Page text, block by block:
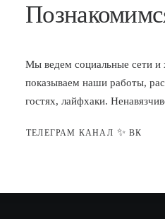
Мы ведем социальные сети
показываем наши работы,
гостях, лайфхаки.
ТЕЛЕГРАМ КАНАЛ ✨ ВК